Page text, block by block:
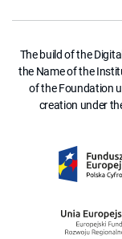
The build of the
the Name of the
of the Foundation
creation under